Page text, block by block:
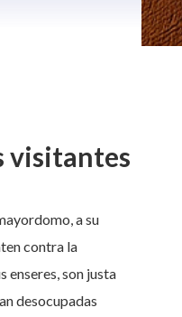
visitantes
a su
contra la
enseres, son justa
desocupadas